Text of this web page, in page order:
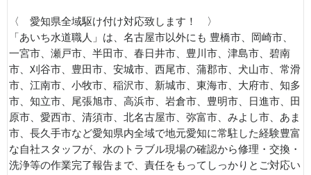
〈 愛知県全域駆け付け対応致します！ 〉
「あいち水道職人」は、名古屋市以外にも 豊橋市、岡崎市、
一宮市、瀬戸市、半田市、春日井市、豊川市、津島市、碧南
市、刈谷市、豊田市、安城市、西尾市、蒲郡市、犬山市、常滑
市、江南市、小牧市、稲沢市、新城市、東海市、大府市、知多
市、知立市、尾張旭市、高浜市、岩倉市、豊明市、日進市、田
原市、愛西市、清須市、北名古屋市、弥富市、みよし市、あま
市、長久手市など愛知県内全域で地元愛知に常駐した経験豊富
な自社スタッフが、水のトラブル現場の確認から修理・交換・
洗浄等の作業完了報告まで、責任をもってしっかりとご対応い